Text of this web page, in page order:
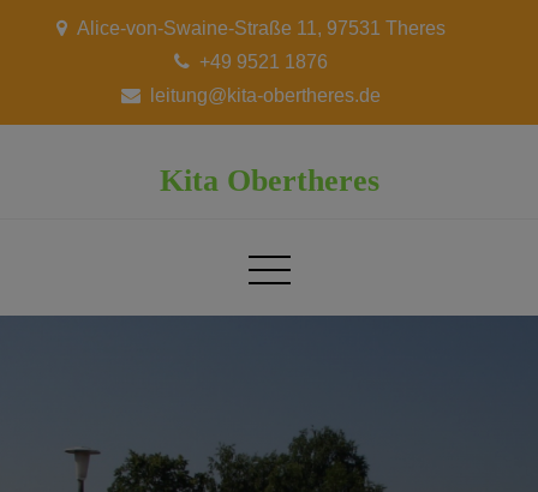
Alice-von-Swaine-Straße 11, 97531 Theres
+49 9521 1876
leitung@kita-obertheres.de
Kita Obertheres